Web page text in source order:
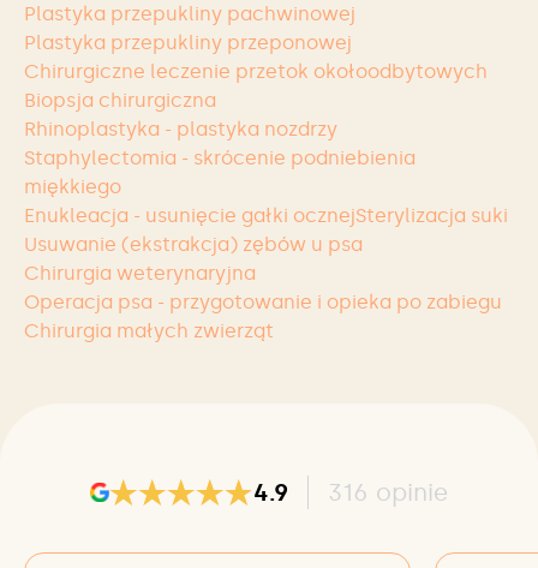
Plastyka przepukliny pachwinowej
Plastyka przepukliny przeponowej
Chirurgiczne leczenie przetok okołoodbytowych
Biopsja chirurgiczna
Rhinoplastyka - plastyka nozdrzy
Staphylectomia - skrócenie podniebienia
miękkiego
Enukleacja - usunięcie gałki ocznejSterylizacja suki
Usuwanie (ekstrakcja) zębów u psa
Chirurgia weterynaryjna
Operacja psa - przygotowanie i opieka po zabiegu
Chirurgia małych zwierząt
4.9 316 opinie